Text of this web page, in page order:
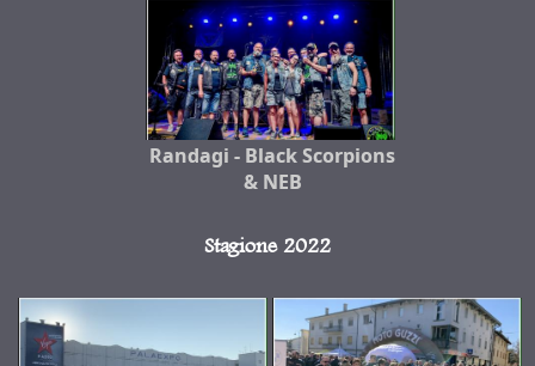
Randagi - Black Scorpions
& NEB
Stagione 2022